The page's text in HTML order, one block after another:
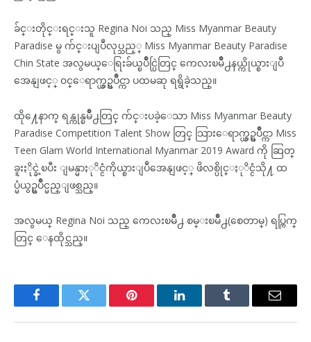
ခ်င္းတိုင္းရင္းသူ Regina Noi သည္ Miss Myanmar Beauty
Paradise မွ က်င္းပျပဳလုပ္သည့္ Miss Myanmar Beauty Paradise
Chin State အလွမယ္ေရြးခ်ယ္ၿပိဳင္ပြဲတြင္ ကေလးၿမိဳ႕နယ္ကိုယ္စားျပဳ
အေနျဖင့္ ၀င္ေရာက္ယွဥ္ၿပိဳင္ကာ ပထမဆု ရရွိခဲ့သည္။
ထို႔ေနာက္ ရန္ကုန္ၿမိဳ႕တြင္ က်င္းပခဲ့ေသာ Miss Myanmar Beauty
Paradise Competition Talent Show တြင္ သြားေရာက္ယွဥ္ၿပိဳင္ကာ Miss
Teen Glam World International Myanmar 2019 Award ကို ဆြတ္
ခူးႏိုင္ခဲ့ၿပီး ျမန္မာႏုိင္ငံကိုယ္စားျပဳအေနျဖင့္ ဖိလစ္ပိုင္ႏုိင္ငံသို႔ ထ
ပ္မံယွဥ္ၿပိဳင္မည္ျဖစ္သည္။
အလွမယ္ Regina Noi သည္ ကေလးၿမိဳ႕ စမ္းၿမိဳ႕(စေတာမ္) ရပ္ကြက္
တြင္ ေနထိုင္သည္။
FacebookTwitter Pinterest LinkedInTumblr Email